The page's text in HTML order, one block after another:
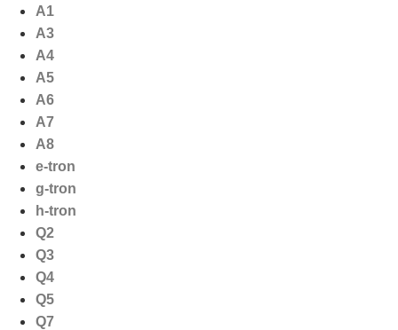
naar
inhoud
A1
A3
A4
A5
A6
A7
A8
e-tron
g-tron
h-tron
Q2
Q3
Q4
Q5
Q7